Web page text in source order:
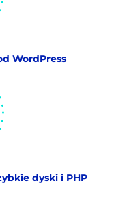
WordPress
dyski i PHP